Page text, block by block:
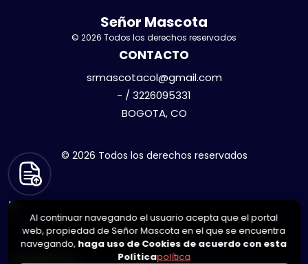
Señor Mascota
© 2026 Todos los derechos reservados
CONTACTO
srmascotacol@gmail.com
- / 3226095331
BOGOTA, CO
© 2026 Todos los derechos reservados
Al continuar navegando el usuario acepta que el portal
web, propiedad de Señor Mascota en el que se encuentra
navegando, haga uso de Cookies de acuerdo con esta
Políticapolítica